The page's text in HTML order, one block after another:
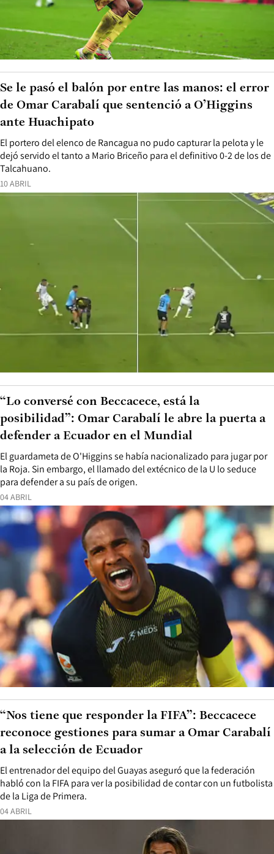
10 ABRIL
El portero del elenco de Rancagua no pudo capturar la pelota y le
dejó servido el tanto a Mario Briceño para el definitivo 0-2 de los de
Talcahuano.
Se le pasó el balón por entre las manos: el error
de Omar Carabalí que sentenció a O’Higgins
ante Huachipato
04 ABRIL
El guardameta de O'Higgins se había nacionalizado para jugar por
la Roja. Sin embargo, el llamado del extécnico de la U lo seduce
para defender a su país de origen.
“Lo conversé con Beccacece, está la
posibilidad”: Omar Carabalí le abre la puerta a
defender a Ecuador en el Mundial
04 ABRIL
El entrenador del equipo del Guayas aseguró que la federación
habló con la FIFA para ver la posibilidad de contar con un futbolista
de la Liga de Primera.
“Nos tiene que responder la FIFA”: Beccacece
reconoce gestiones para sumar a Omar Carabalí
a la selección de Ecuador